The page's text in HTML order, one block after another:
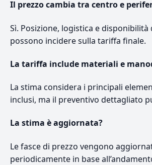
Il prezzo cambia tra centro e
Sì. Posizione, logistica e
possono incidere sulla tariffa finale.
La tariffa include materiali e
La stima considera i principali
inclusi, ma il preventivo dettagliato
La stima è aggiornata?
Le fasce di prezzo vengono
periodicamente in base